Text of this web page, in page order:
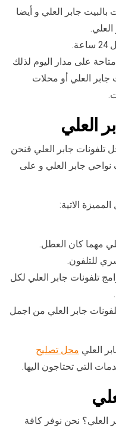
بالبيت جابر العلي و أيضا
على مدار اليوم لذلك
جابر العلي أو محلات
العلي
جابر العلي فنحن
نواحي جابر العلي و على
الاتية:
مهما كان العطل.
للتلفون.
تلفونات جابر العلي لكل
جابر العلي من اجمل
العلي محل تصليح
التي تحتاجون اليها.
نحن نوفر كافة